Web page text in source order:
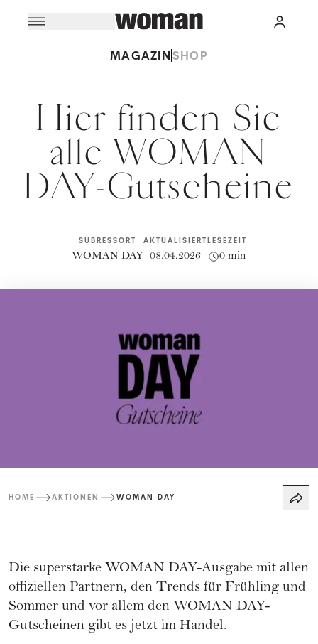
MAGAZINSHOP
Hier finden Sie
alle WOMAN
DAY-Gutscheine
SUBRESSORT
WOMAN DAY
AKTUALISIERT
08.04.2026
LESEZEIT
0 min
HOME AKTIONEN WOMAN DAY
Die superstarke WOMAN DAY-Ausgabe mit allen
offiziellen Partnern, den Trends für Frühling und
Sommer und vor allem den WOMAN DAY-
Gutscheinen gibt es jetzt im Handel.